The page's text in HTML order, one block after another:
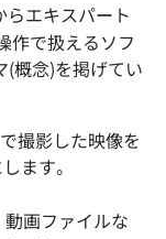
らエキスパート
作で扱えるソフ
(概念)を掲げてい
撮影した映像を
ます。
画ファイルな